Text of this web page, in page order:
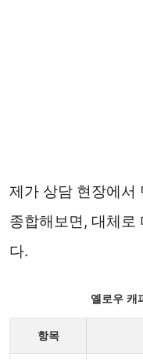
제가 상담 현장에서
종합해보면, 대체로
다.
옐로우 캐
항목